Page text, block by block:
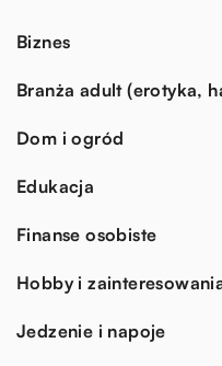
Biznes
Branża adult (erotyka,
Dom i ogród
Edukacja
Finanse osobiste
Hobby i
Jedzenie i napoje